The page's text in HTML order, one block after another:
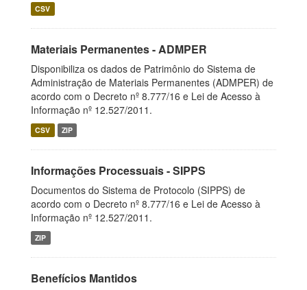
CSV
Materiais Permanentes - ADMPER
Disponibiliza os dados de Patrimônio do Sistema de
Administração de Materiais Permanentes (ADMPER) de
acordo com o Decreto nº 8.777/16 e Lei de Acesso à
Informação nº 12.527/2011.
CSV ZIP
Informações Processuais - SIPPS
Documentos do Sistema de Protocolo (SIPPS) de
acordo com o Decreto nº 8.777/16 e Lei de Acesso à
Informação nº 12.527/2011.
ZIP
Benefícios Mantidos